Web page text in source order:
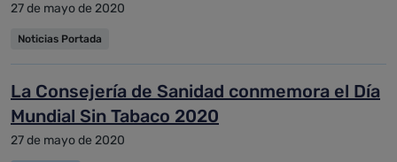
27 de mayo de 2020
Noticias Portada
La Consejería de Sanidad conmemora el Día
Mundial Sin Tabaco 2020
27 de mayo de 2020